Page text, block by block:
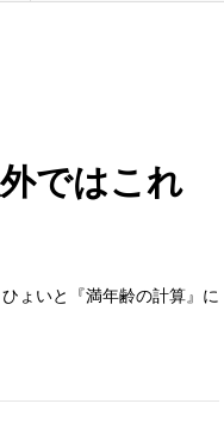
ではこれ
ょいと『満年齢の計算』に